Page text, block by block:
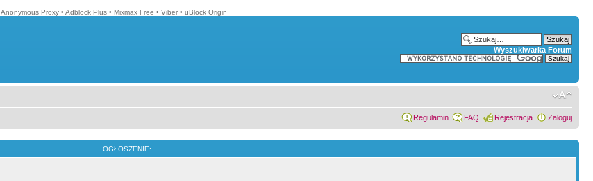
Proxy • Adblock Plus • Mixmax Free • Viber • uBlock Origin
Wyszukiwarka Forum
Regulamin FAQ Rejestracja Zaloguj
OGŁOSZENIE: